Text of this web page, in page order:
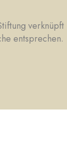
verknüpft
entsprechen.